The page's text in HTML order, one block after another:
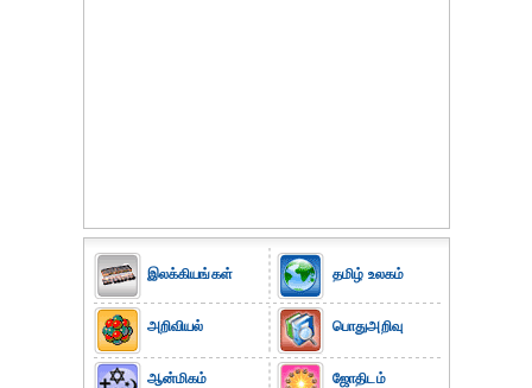
இலக்கியங்கள்
அறிவியல்
ஆன்மிகம்
தமிழ் உலகம்
பொதுஅறிவு
ஜோதிடம்